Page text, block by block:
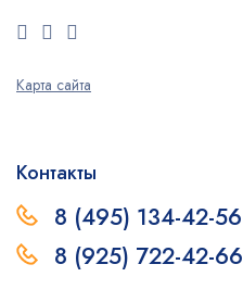
Карта сайта
Контакты
8 (495) 134-42-56
8 (925) 722-42-66